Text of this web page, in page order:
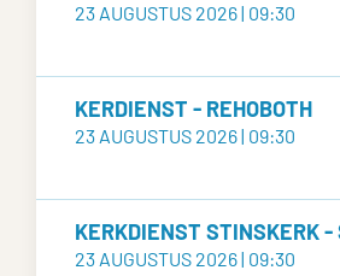
23 AUGUSTUS 2026 | 09:30
KERDIENST - REHOBOTH
23 AUGUSTUS 2026 | 09:30
KERKDIENST STINSKERK -
23 AUGUSTUS 2026 | 09:30